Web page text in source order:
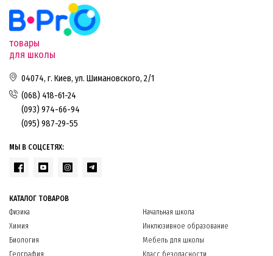
товары
для школы
04074, г. Киев, ул. Шимановского, 2/1
(068) 418-61-24
(093) 974-66-94
(095) 987-29-55
МЫ В СОЦСЕТЯХ:
КАТАЛОГ ТОВАРОВ
Физика
Химия
Биология
Начальная школа
Инклюзивное образование
Мебель для школы